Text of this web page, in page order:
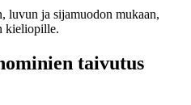
luvun ja sijamuodon mukaan,
kieliopille.
taivutus